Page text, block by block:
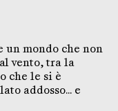
un mondo che non
vento, tra la
che le si è
addosso… e